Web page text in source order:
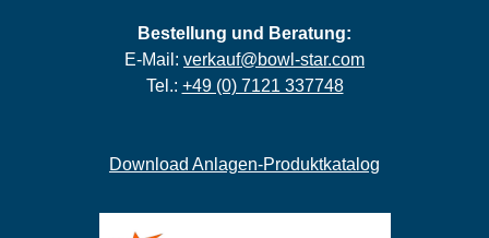
Bestellung und Beratung:
E-Mail: verkauf@bowl-star.com
Tel.: +49 (0) 7121 337748
Download Anlagen-Produktkatalog